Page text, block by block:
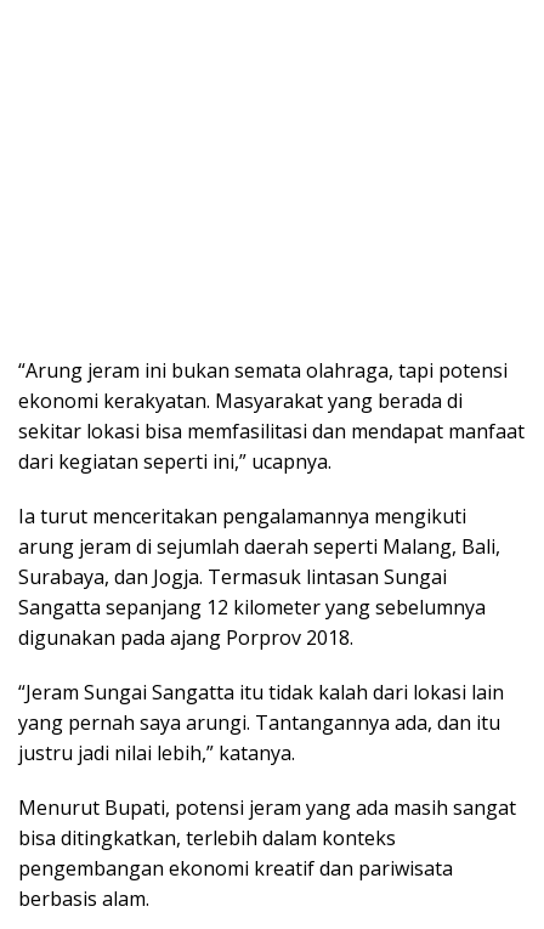
“Arung jeram ini bukan semata olahraga, tapi potensi
ekonomi kerakyatan. Masyarakat yang berada di
sekitar lokasi bisa memfasilitasi dan mendapat manfaat
dari kegiatan seperti ini,” ucapnya.
Ia turut menceritakan pengalamannya mengikuti
arung jeram di sejumlah daerah seperti Malang, Bali,
Surabaya, dan Jogja. Termasuk lintasan Sungai
Sangatta sepanjang 12 kilometer yang sebelumnya
digunakan pada ajang Porprov 2018.
“Jeram Sungai Sangatta itu tidak kalah dari lokasi lain
yang pernah saya arungi. Tantangannya ada, dan itu
justru jadi nilai lebih,” katanya.
Menurut Bupati, potensi jeram yang ada masih sangat
bisa ditingkatkan, terlebih dalam konteks
pengembangan ekonomi kreatif dan pariwisata
berbasis alam.